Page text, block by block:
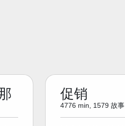
促销
4776 min, 1579 故事